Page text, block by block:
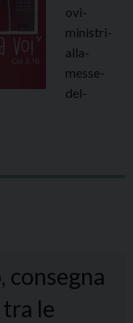
ovi-
ministri-
alla-
messe-
del-
consegna
le